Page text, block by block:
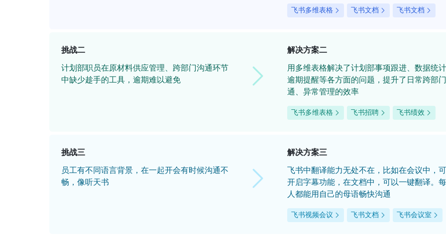
飞书多维表格 飞书文档 飞书文档
挑战二
计划部职员在原材料供应管理、跨部门沟通环节
中缺少趁手的工具，逾期难以避免
解决方案二
用多维表格解决了计划部事项跟进、数据统计
逾期提醒等各方面的问题，提升了日常跨部
通、异常管理的效率
飞书多维表格 飞书招聘 飞书绩效
挑战三
员工有不同语言背景，在一起开会有时候沟通不
畅，像听天书
解决方案三
飞书中翻译能力无处不在，比如在会议中，
开启字幕功能，在文档中，可以一键翻译。
人都能用自己的母语畅快沟通
飞书视频会议 飞书文档 飞书会议室